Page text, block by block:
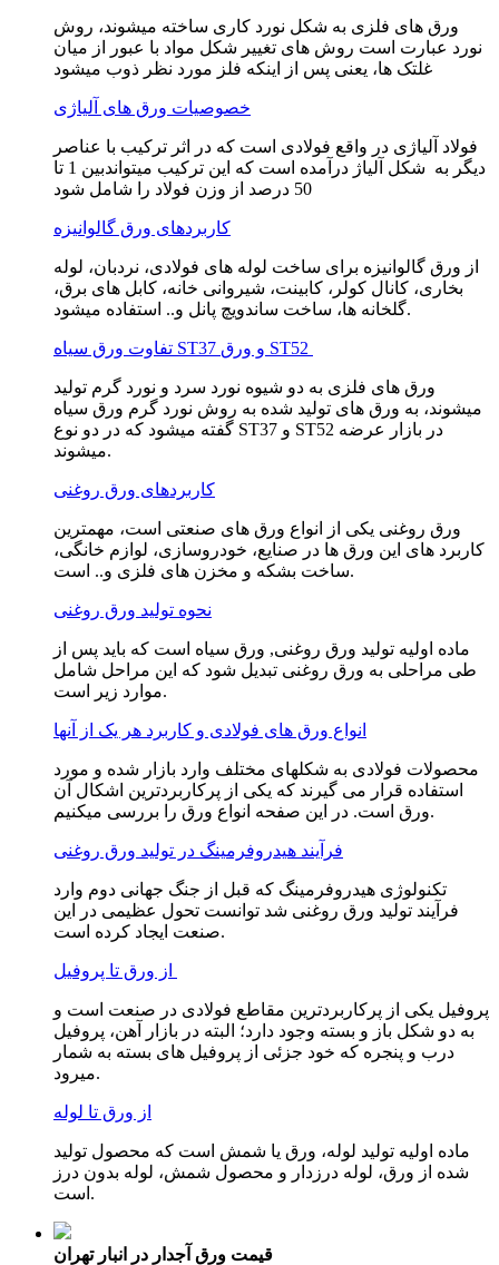
ورق های فلزی به شکل نورد کاری ساخته میشوند، روش
نورد عبارت است روش های تغییر شکل مواد با عبور از میان
غلتک ها، یعنی پس از اینکه فلز مورد نظر ذوب میشود
خصوصیات ورق های آلیاژی
فولاد آلیاژی در واقع فولادی است که در اثر ترکیب با عناصر
دیگر به شکل آلیاژ درآمده است که این ترکیب میتواندبین 1 تا
50 درصد از وزن فولاد را شامل شود
کاربردهای ورق گالوانیزه
از ورق گالوانیزه برای ساخت لوله های فولادی، نردبان، لوله
بخاری، کانال کولر، کابینت، شیروانی خانه، کابل های برق،
گلخانه ها، ساخت ساندویچ پانل و.. استفاده میشود.
تفاوت ورق سیاه ST37 و ورق ST52
ورق های فلزی به دو شیوه نورد سرد و نورد گرم تولید
میشوند، به ورق های تولید شده به روش نورد گرم ورق سیاه
گفته میشود که در دو نوع ST37 و ST52 در بازار عرضه
میشوند.
کاربردهای ورق روغنی
ورق روغنی یکی از انواع ورق های صنعتی است، مهمترین
کاربرد های این ورق ها در صنایع، خودروسازی، لوازم خانگی،
ساخت بشکه و مخزن های فلزی و.. است.
نحوه تولید ورق روغنی
ماده اولیه تولید ورق روغنی, ورق سیاه است که باید پس از
طی مراحلی به ورق روغنی تبدیل شود که این مراحل شامل
موارد زیر است.
انواع ورق های فولادی و کاربرد هر یک از آنها
محصولات فولادی به شکلهای مختلف وارد بازار شده و مورد
استفاده قرار می گیرند که یکی از پرکاربردترین اشکال آن
ورق است. در این صفحه انواع ورق را بررسی میکنیم.
فرآیند هیدروفرمینگ در تولید ورق روغنی
تکنولوژی هیدروفرمینگ که قبل از جنگ جهانی دوم وارد
فرآیند تولید ورق روغنی شد توانست تحول عظیمی در این
صنعت ایجاد کرده است.
پروفیل یکی از پرکاربردترین مقاطع فولادی در صنعت است و
به دو شکل باز و بسته وجود دارد؛ البته در بازار آهن، پروفیل
درب و پنجره که خود جزئی از پروفیل های بسته به شمار
میرود.
از ورق تا لوله
ماده اولیه تولید لوله، ورق یا شمش است که محصول تولید
شده از ورق، لوله درزدار و محصول شمش، لوله بدون درز
است.
قیمت ورق آجدار در انبار تهران